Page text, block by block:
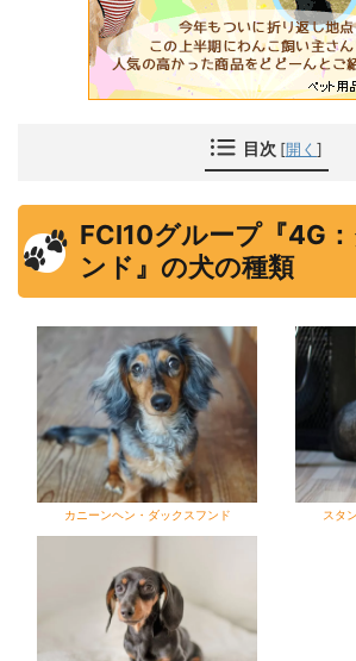
目次 [開く ]
FCI10グループ『4G
ンド』の犬の種類
カニーンヘン・ダックスフンド スタ